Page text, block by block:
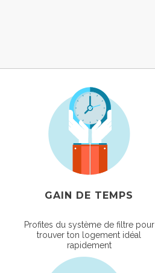
GAIN DE TEMPS
Profites du système de filtre pour
trouver ton logement idéal
rapidement